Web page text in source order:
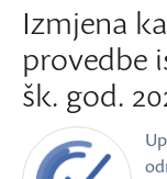
Izmjena
provedbe
šk. god.